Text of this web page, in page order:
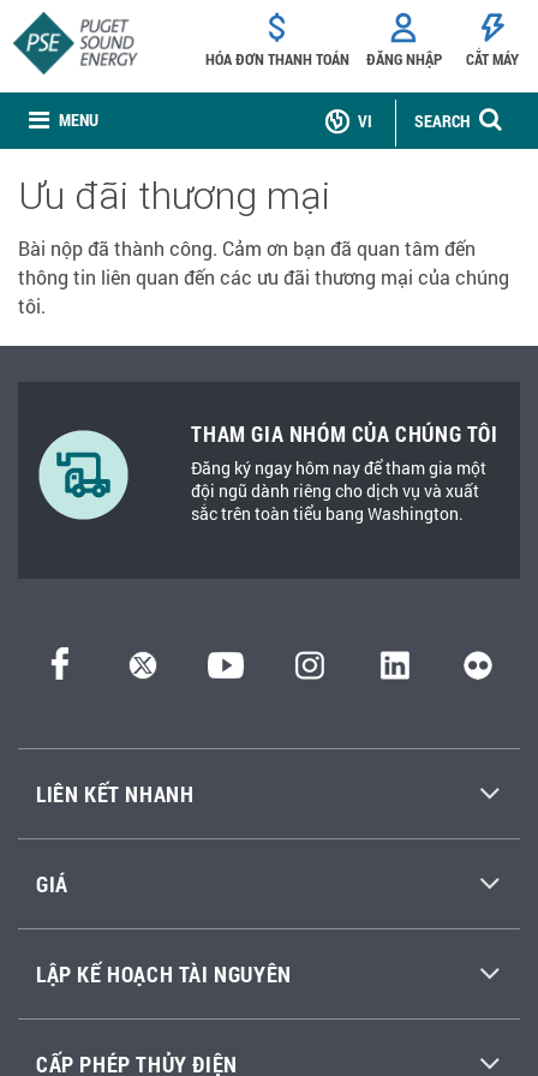
MENU
HÓA ĐƠN THANH TOÁN ĐĂNG NHẬP CẮT MÁY
SEARCH
VI
Ưu đãi thương mại
Bài nộp đã thành công. Cảm ơn bạn đã quan tâm đến
thông tin liên quan đến các ưu đãi thương mại của chúng
tôi.
THAM GIA NHÓM CỦA CHÚNG TÔI
Đăng ký ngay hôm nay để tham gia một
đội ngũ dành riêng cho dịch vụ và xuất
sắc trên toàn tiểu bang Washington.
LIÊN KẾT NHANH
GIÁ
LẬP KẾ HOẠCH TÀI NGUYÊN
CẤP PHÉP THỦY ĐIỆN